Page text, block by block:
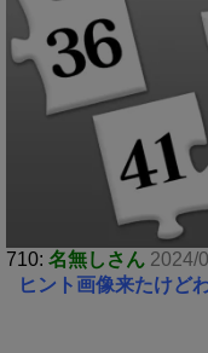
710: 名無しさん 2024/
ヒント画像来たけど